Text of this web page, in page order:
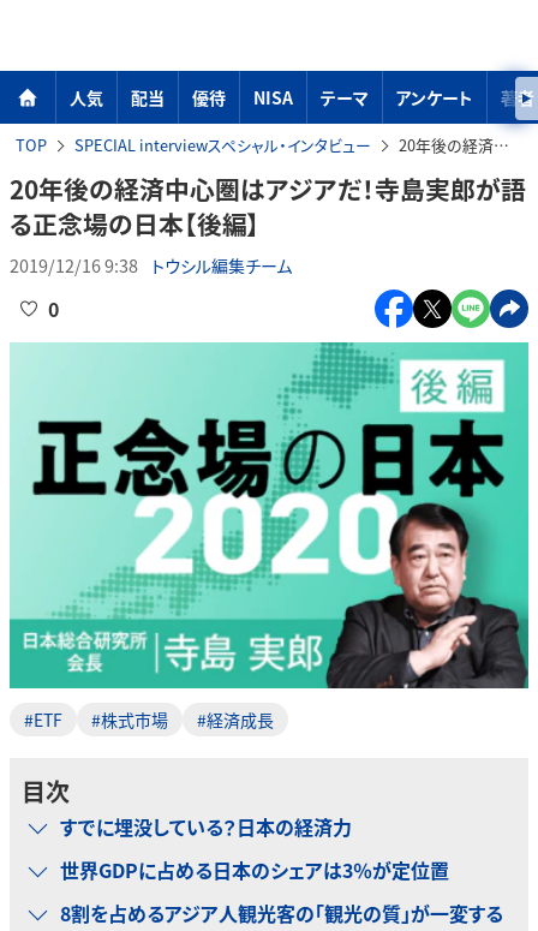
人気 配当 優待 NISA テーマ アンケート 著者
TOP SPECIAL interviewスペシャル・インタビュー 20年後の経済中心圏はアジアだ！寺島実郎が語る正念場の日本【後編】
20年後の経済中心圏はアジアだ！寺島実郎が語
る正念場の日本【後編】
2019/12/16 9:38 トウシル編集チーム
0
#ETF #株式市場 #経済成長
目次
すでに埋没している？日本の経済力
世界GDPに占める日本のシェアは3％が定位置
8割を占めるアジア人観光客の「観光の質」が一変する